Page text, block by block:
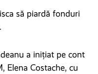
să piardă fonduri
a inițiat pe cont
Elena Costache, cu